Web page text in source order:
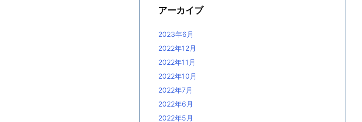
アーカイブ
2023年6月
2022年12月
2022年11月
2022年10月
2022年7月
2022年6月
2022年5月